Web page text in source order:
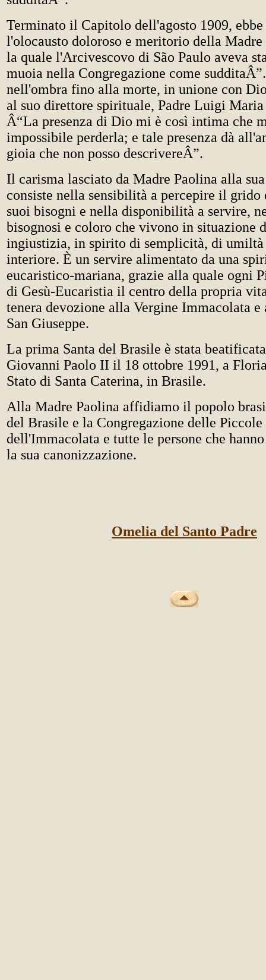
Terminato il Capitolo dell'agosto 1909,
l'olocausto doloroso e meritorio della Madre
la quale l'Arcivescovo di São Paulo aveva
muoia nella Congregazione come
nell'ombra fino alla morte, in unione con
al suo direttore spirituale, Padre Luigi
Â“La presenza di Dio mi è così intima che
impossibile perderla; e tale presenza dà
gioia che non posso descrivereÂ”.
Il carisma lasciato da Madre Paolina alla
consiste nella sensibilità a percepire il
suoi bisogni e nella disponibilità a servire,
bisognosi e coloro che vivono in situazione
ingiustizia, in spirito di semplicità, di
interiore. È un servire alimentato da una
eucaristico-mariana, grazie alla quale ogni
di Gesù-Eucaristia il centro della propria
tenera devozione alla Vergine Immacolata e
San Giuseppe.
La prima Santa del Brasile è stata
Giovanni Paolo II il 18 ottobre 1991, a
Stato di Santa Caterina, in Brasile.
Alla Madre Paolina affidiamo il popolo
del Brasile e la Congregazione delle Piccole
dell'Immacolata e tutte le persone che
la sua canonizzazione.
Omelia del Santo Padre